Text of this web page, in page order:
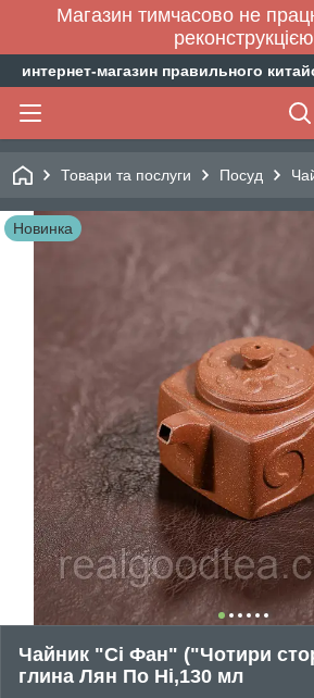
Магазин тимчасово не
реконструкцією
интернет-магазин правильного
Товари та послуги Посуд
Новинка
Чайник "Сі Фан" ("Чотири
глина Лян По Ні,130 мл